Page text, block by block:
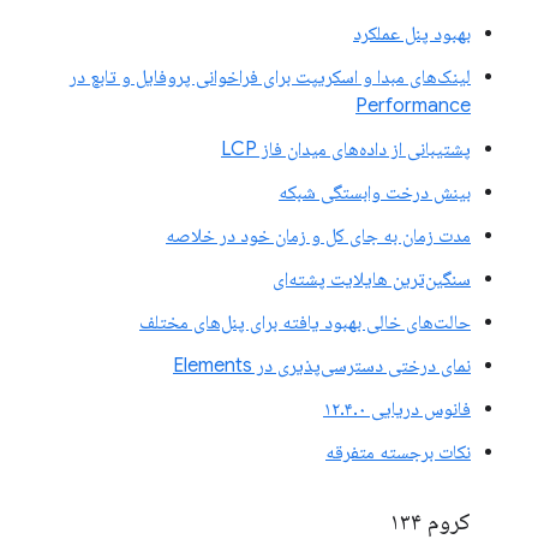
بهبود پنل عملکرد
لینک‌های مبدا و اسکریپت برای فراخوانی پروفایل و تابع در
Performance
پشتیبانی از داده‌های میدان فاز LCP
بینش درخت وابستگی شبکه
مدت زمان به جای کل و زمان خود در خلاصه
سنگین‌ترین هایلایت پشته‌ای
حالت‌های خالی بهبود یافته برای پنل‌های مختلف
نمای درختی دسترسی‌پذیری در Elements
فانوس دریایی ۱۲.۴.۰
نکات برجسته متفرقه
کروم ۱۳۴